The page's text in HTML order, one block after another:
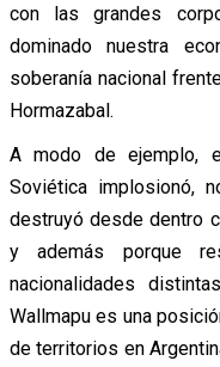
con las grandes
dominado nuestra
soberanía nacional
Hormazabal.
A modo de ejemplo,
Soviética implosionó,
destruyó desde dentro
y además porque
nacionalidades
Wallmapu es una
de territorios en